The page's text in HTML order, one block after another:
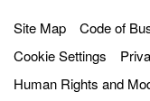
Site Map
Code of
Cookie Settings
Human Rights and